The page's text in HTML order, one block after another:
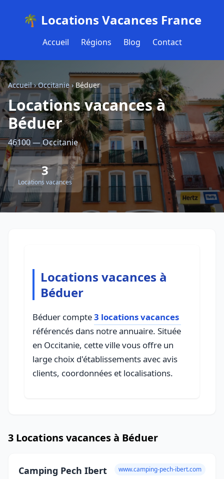
🌴 Locations Vacances France
Accueil Régions Blog Contact
Accueil›Occitanie›Béduer
Locations vacances à
Béduer
46100 — Occitanie
3
Locations vacances
Locations vacances à
Béduer
Béduer compte3 locations vacances
référencés dans notre annuaire. Située
en Occitanie, cette ville vous offre un
large choix d'établissements avec avis
clients, coordonnées et localisations.
3 Locations vacances à Béduer
Camping Pech Ibert www.camping-pech-ibert.com